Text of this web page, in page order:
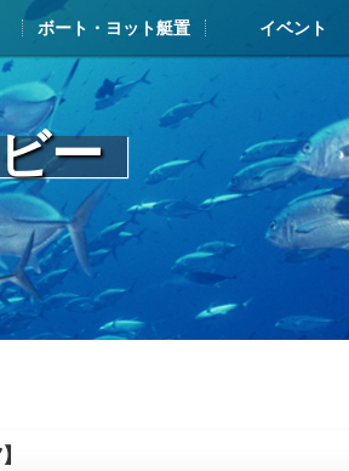
艇置・給油メンテナンス施設
レストラン・カフェ
マリンショップ
その他ヨットハーバー内施設
情報
ボート・ヨット艇置
お申込み・搬入の流れ
艇置料金
解約について
メンテナンスについて
よくある質問
イベント
ー